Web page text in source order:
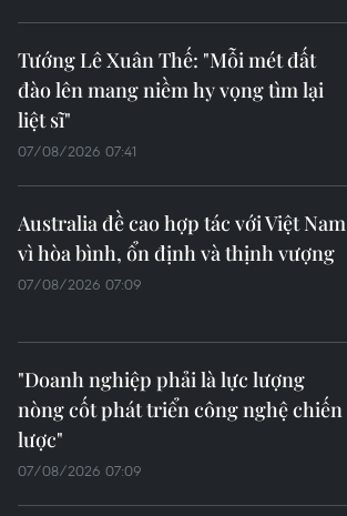
Tướng Lê Xuân Thế: "Mỗi mét đất
đào lên mang niềm hy vọng tìm lại
liệt sĩ"
07/08/2026 07:41
Australia đề cao hợp tác với Việt Nam
vì hòa bình, ổn định và thịnh vượng
07/08/2026 07:09
"Doanh nghiệp phải là lực lượng
nòng cốt phát triển công nghệ chiến
lược"
07/08/2026 07:09